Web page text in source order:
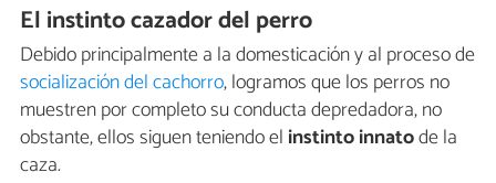
El instinto cazador del perro
Debido principalmente a la domesticación y al proceso de
socialización del cachorro, logramos que los perros no
muestren por completo su conducta depredadora, no
obstante, ellos siguen teniendo el instinto innatode la
caza.